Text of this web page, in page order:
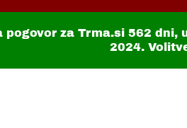
pogovor za Trma.si 562 dni,
2024.